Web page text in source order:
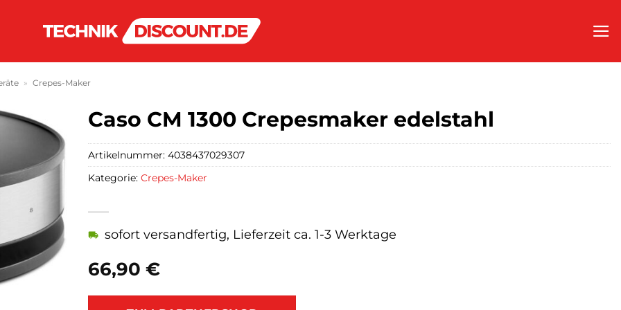
» Crepes-Maker
Caso CM 1300 Crepesmaker edelstahl
66,90 €
sofort versandfertig, Lieferzeit ca. 1-3 Werktage
Artikelnummer: 4038437029307
Kategorie: Crepes-Maker